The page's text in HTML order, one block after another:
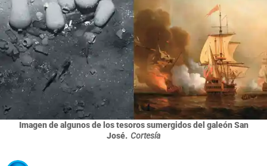
Imagen de algunos de los tesoros sumergidos del galeón San
José. Cortesía